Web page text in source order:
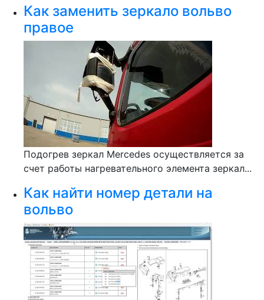
Как заменить зеркало вольво
правое
Подогрев зеркал Mercedes осуществляется за
счет работы нагревательного элемента зеркал...
Как найти номер детали на
вольво